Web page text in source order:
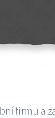
firmu a